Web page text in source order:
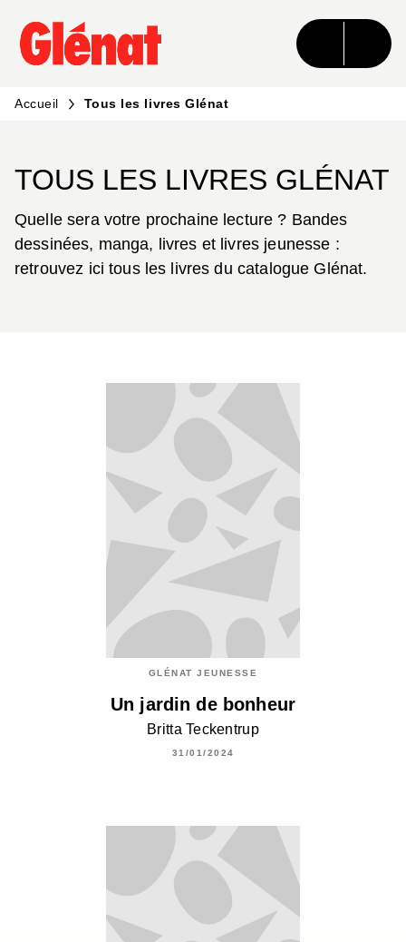
MENU RECHERCHE CONTENU
PIED DE PAGE
Accueil Tous les livres Glénat
TOUS LES LIVRES GLÉNAT
Quelle sera votre prochaine lecture ? Bandes
dessinées, manga, livres et livres jeunesse :
retrouvez ici tous les livres du catalogue Glénat.
GLÉNAT JEUNESSE
Un jardin de bonheur
Britta Teckentrup
31/01/2024